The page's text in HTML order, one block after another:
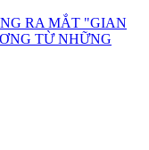
RA MẮT "GIAN
TỪ NHỮNG